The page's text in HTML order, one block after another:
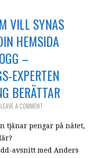
VILL SYNAS
HEMSIDA
–
EXPERTEN
BERÄTTAR
LEAVE A COMMENT
tjänar pengar på nätet,
avsnitt med Anders